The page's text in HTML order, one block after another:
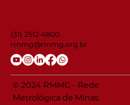
(31) 2512-4800
rmmg@rmmg.org.br
© 2024 RMMG - Rede
Metrológica de Minas